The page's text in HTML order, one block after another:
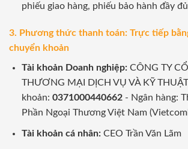
phiếu giao hàng, phiếu bảo hành đầy
3. Phương thức thanh toán: Trực tiếp
chuyển khoản
Tài khoản Doanh nghiệp:CÔNG TY
THƯƠNG MẠI DỊCH VỤ VÀ KỸ
khoản: 0371000440662- Ngân hàng:
Phần Ngoại Thương Việt Nam
Tài khoản cá nhân: CEO Trần Văn Lãm